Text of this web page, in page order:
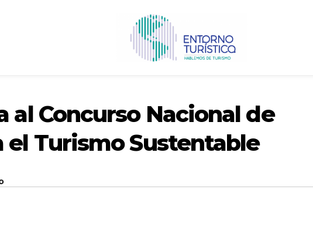
al Concurso Nacional de
el Turismo Sustentable